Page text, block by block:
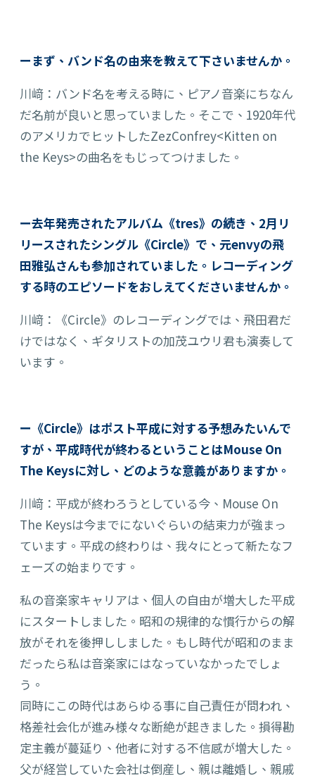
ーまず、バンド名の由来を教えて下さいませんか。
川﨑：バンド名を考える時に、ピアノ音楽にちなん
だ名前が良いと思っていました。そこで、1920年代
のアメリカでヒットしたZezConfrey<Kitten on
the Keys>の曲名をもじってつけました。
ー去年発売されたアルバム《tres》の続き、2月リ
リースされたシングル《Circle》で、元envyの飛
田雅弘さんも参加されていました。レコーディング
する時のエピソードをおしえてくださいませんか。
川﨑：《Circle》のレコーディングでは、飛田君だ
けではなく、ギタリストの加茂ユウリ君も演奏して
います。
ー《Circle》はポスト平成に対する予想みたいんで
すが、平成時代が終わるということはMouse On
The Keysに対し、どのような意義がありますか。
川﨑：平成が終わろうとしている今、Mouse On
The Keysは今までにないぐらいの結束力が強まっ
ています。平成の終わりは、我々にとって新たなフ
ェーズの始まりです。
私の音楽家キャリアは、個人の自由が増大した平成
にスタートしました。昭和の規律的な慣行からの解
放がそれを後押ししました。もし時代が昭和のまま
だったら私は音楽家にはなっていなかったでしょ
う。
同時にこの時代はあらゆる事に自己責任が問われ、
格差社会化が進み様々な断絶が起きました。損得勘
定主義が蔓延り、他者に対する不信感が増大した。
父が経営していた会社は倒産し、親は離婚し、親戚